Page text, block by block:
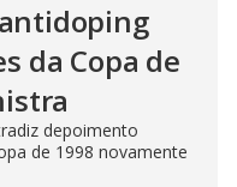
da Copa de
depoimento
de 1998 novamente